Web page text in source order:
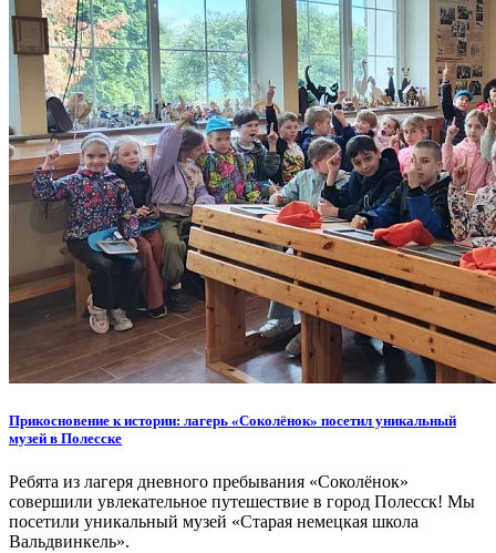
Прикосновение к истории: лагерь «Соколёнок» посетил уникальный
музей в Полесске
Ребята из лагеря дневного пребывания «Соколёнок»
совершили увлекательное путешествие в город Полесск! Мы
посетили уникальный музей «Старая немецкая школа
Вальдвинкель».